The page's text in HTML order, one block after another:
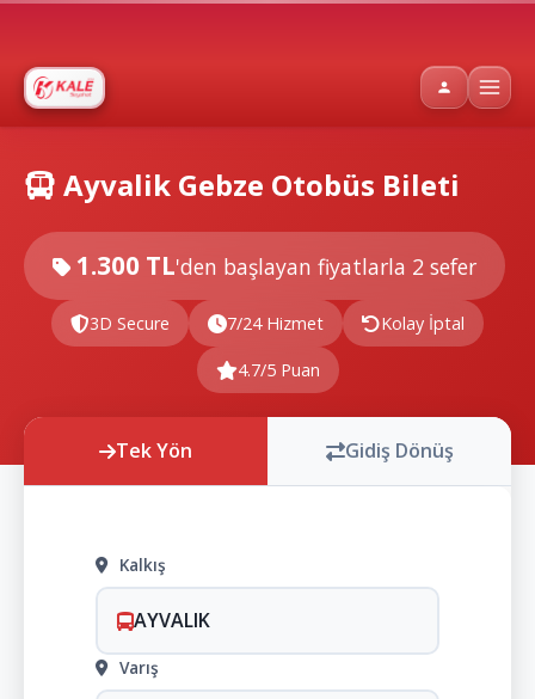
Ayvalik Gebze Otobüs Bileti
1.300 TL'den başlayan fiyatlarla 2 sefer
3D Secure 7/24 Hizmet Kolay İptal
4.7/5 Puan
Tek Yön Gidiş Dönüş
Kalkış
AYVALIK
Varış